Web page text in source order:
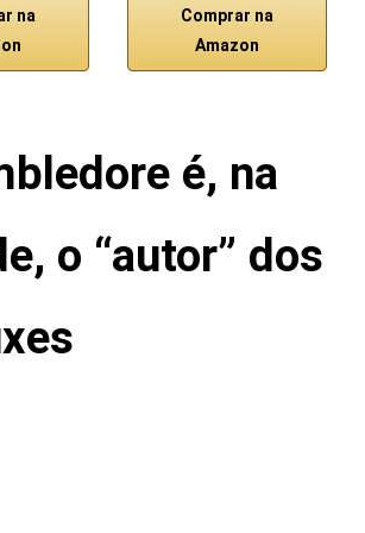
na
Comprar na
Amazon
é, na
o “autor” dos